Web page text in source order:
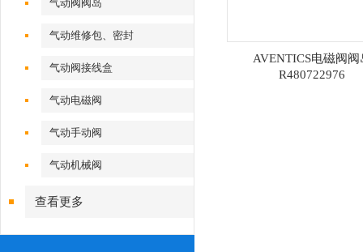
气动阀阀岛
气动维修包、密封
气动阀接线盒
气动电磁阀
气动手动阀
气动机械阀
查看更多
AVENTICS电磁阀阀
R480722976